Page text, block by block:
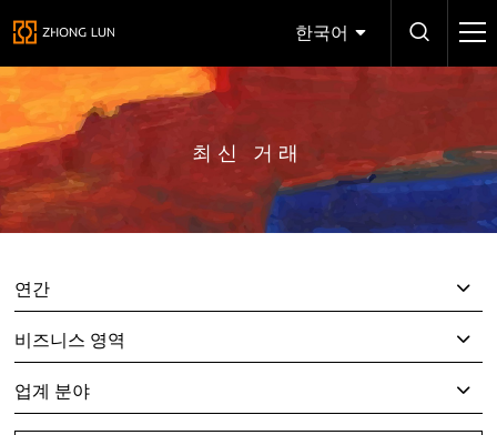
한국어
최신 거래
연간
비즈니스 영역
업계 분야